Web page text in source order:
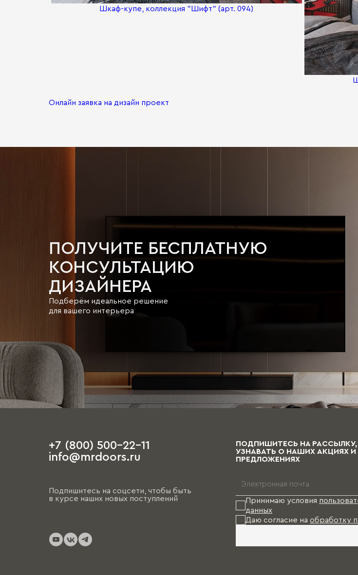
Шкаф-купе, коллекция "Шифт" (арт. 094)
Онлайн заявка на дизайн проект
ПОЛУЧИТЕ БЕСПЛАТНУЮ
КОНСУЛЬТАЦИЮ
ДИЗАЙНЕРА
Подберём идеальное решение
для вашего интерьера
+7 (800) 500-22-11
info@mrdoors.ru
Подпишитесь на соцсети, чтобы быть
в курсе наших новых поступлений
ПОДПИШИТЕСЬ НА
УЗНАВАТЬ О НАШИХ АКЦИЯХ
ПРЕДЛОЖЕНИЯХ
Принимаю условия
данных
Даю согласие на обработку